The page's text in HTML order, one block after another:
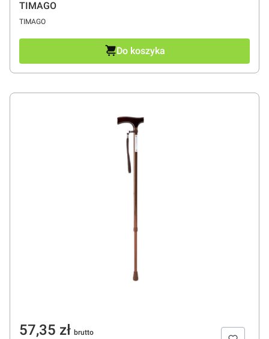
TIMAGO
PRODUCENT
TIMAGO
Do koszyka
Cena
57,35 zł